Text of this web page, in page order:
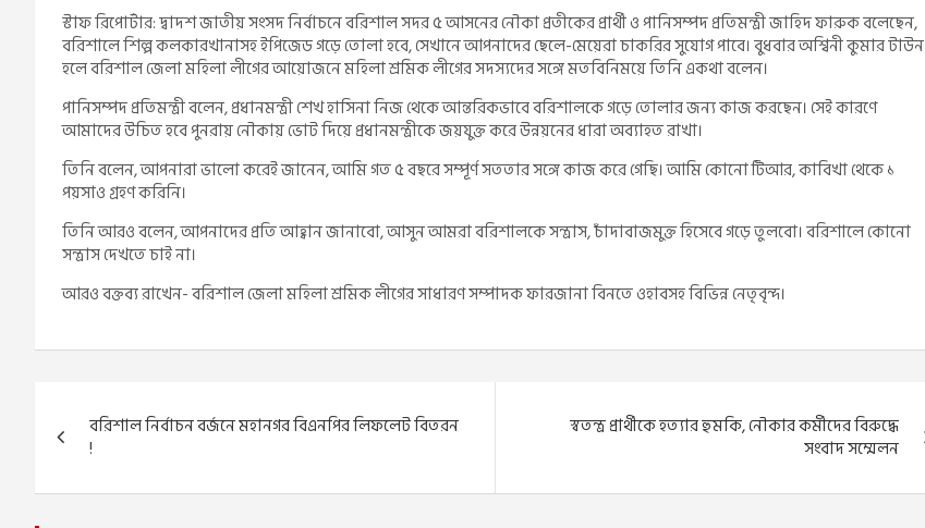
স্টাফ রিপোর্টার: দ্বাদশ জাতীয় সংসদ নির্বাচনে বরিশাল সদর ৫ আসনের নৌকা প্রতীকের প্রার্থী ও পানিসম্পদ প্রতিমন্ত্রী জাহিদ ফারুক বলেছেন,
বরিশালে শিল্প কলকারখানাসহ ইপিজেড গড়ে তোলা হবে, সেখানে আপনাদের ছেলে-মেয়েরা চাকরির সুযোগ পাবে। বুধবার অশ্বিনী কুমার টাউন
হলে বরিশাল জেলা মহিলা লীগের আয়োজনে মহিলা শ্রমিক লীগের সদস্যদের সঙ্গে মতবিনিময়ে তিনি একথা বলেন।
পানিসম্পদ প্রতিমন্ত্রী বলেন, প্রধানমন্ত্রী শেখ হাসিনা নিজ থেকে আন্তরিকভাবে বরিশালকে গড়ে তোলার জন্য কাজ করছেন। সেই কারণে
আমাদের উচিত হবে পুনরায় নৌকায় ভোট দিয়ে প্রধানমন্ত্রীকে জয়যুক্ত করে উন্নয়নের ধারা অব্যাহত রাখা।
তিনি বলেন, আপনারা ভালো করেই জানেন, আমি গত ৫ বছরে সম্পূর্ণ সততার সঙ্গে কাজ করে গেছি। আমি কোনো টিআর, কাবিখা থেকে ১
পয়সাও গ্রহণ করিনি।
তিনি আরও বলেন, আপনাদের প্রতি আহ্বান জানাবো, আসুন আমরা বরিশালকে সন্ত্রাস, চাঁদাবাজমুক্ত হিসেবে গড়ে তুলবো। বরিশালে কোনো
সন্ত্রাস দেখতে চাই না।
আরও বক্তব্য রাখেন- বরিশাল জেলা মহিলা শ্রমিক লীগের সাধারণ সম্পাদক ফারজানা বিনতে ওহাবসহ বিভিন্ন নেতৃবৃন্দ।
navigation
বরিশাল নির্বাচন বর্জনে মহানগর বিএনপির লিফলেট বিতরন
!
স্বতন্ত্র প্রার্থীকে হত্যার হুমকি, নৌকার কর্মীদের বিরুদ্ধে
সংবাদ সম্মেলন